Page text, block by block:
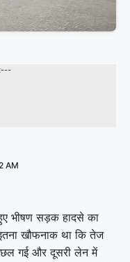
AM
भीषण सड़क हादसे का
खौफनाक था कि तेज
गई और दूसरी लेन में